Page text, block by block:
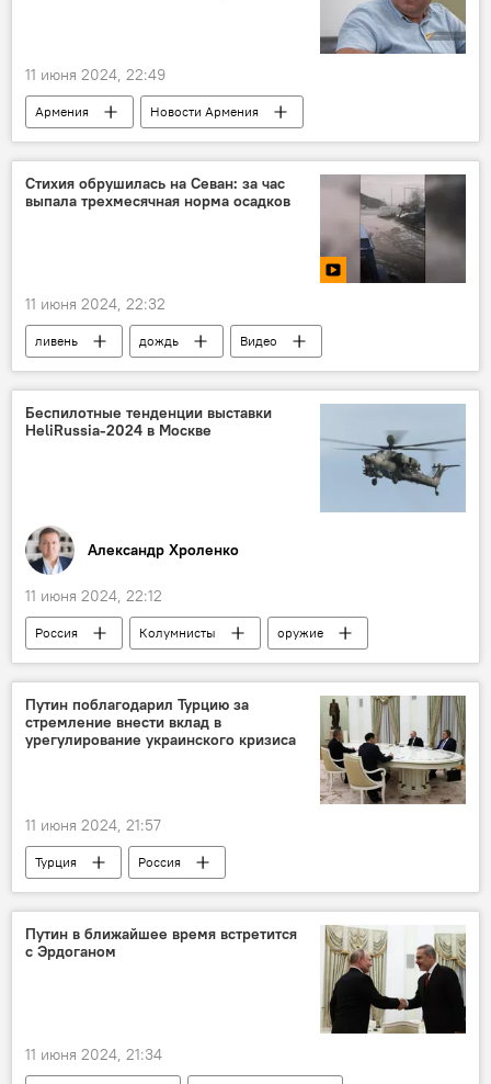
11 июня 2024, 22:49
Армения
Новости Армения
Политика
ЕАЭС
Стихия обрушилась на Севан: за час
выпала трехмесячная норма осадков
11 июня 2024, 22:32
ливень дождь
Видео
Армения
Новости Армения
Беспилотные тенденции выставки
HeliRussia-2024 в Москве
Александр Хроленко
11 июня 2024, 22:12
Россия Колумнисты
оружие
вертолет
Путин поблагодарил Турцию за
стремление внести вклад в
урегулирование украинского кризиса
11 июня 2024, 21:57
Турция Россия
Путин в ближайшее время встретится
с Эрдоганом
11 июня 2024, 21:34